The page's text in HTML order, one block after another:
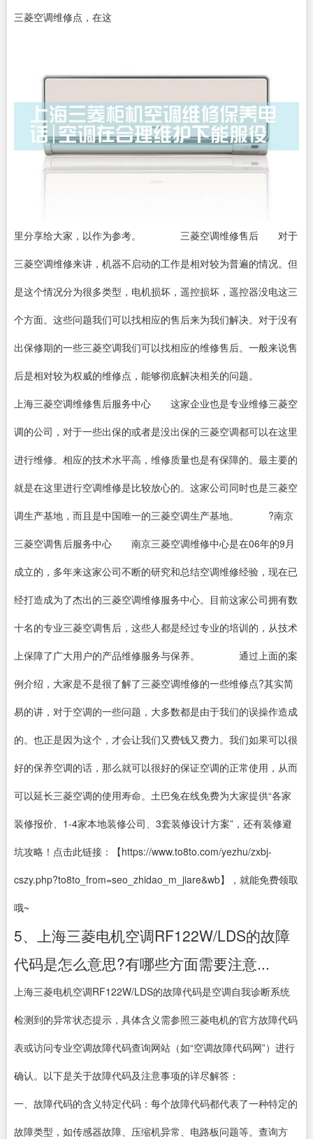
三菱空调维修点，在这
里分享给大家，以作为参考。 三菱空调维修售后 对于
三菱空调维修来讲，机器不启动的工作是相对较为普遍的情况。但
是这个情况分为很多类型，电机损坏，遥控损坏，遥控器没电这三
个方面。这些问题我们可以找相应的售后来为我们解决。对于没有
出保修期的一些三菱空调我们可以找相应的维修售后。一般来说售
后是相对较为权威的维修点，能够彻底解决相关的问题。
上海三菱空调维修售后服务中心 这家企业也是专业维修三菱空
调的公司，对于一些出保的或者是没出保的三菱空调都可以在这里
进行维修。相应的技术水平高，维修质量也是有保障的。最主要的
就是在这里进行空调维修是比较放心的。这家公司同时也是三菱空
调生产基地，而且是中国唯一的三菱空调生产基地。 ?南京
三菱空调售后服务中心 南京三菱空调维修中心是在06年的9月
成立的，多年来这家公司不断的研究和总结空调维修经验，现在已
经打造成为了杰出的三菱空调维修服务中心。目前这家公司拥有数
十名的专业三菱空调售后，这些人都是经过专业的培训的，从技术
上保障了广大用户的产品维修服务与保养。 通过上面的案
例介绍，大家是不是很了解了三菱空调维修的一些维修点?其实简
易的讲，对于空调的一些问题，大多数都是由于我们的误操作造成
的。也正是因为这个，才会让我们又费钱又费力。我们如果可以很
好的保养空调的话，那么就可以很好的保证空调的正常使用，从而
可以延长三菱空调的使用寿命。土巴兔在线免费为大家提供“各家
装修报价、1-4家本地装修公司、3套装修设计方案”，还有装修避
坑攻略！点击此链接：【https://www.to8to.com/yezhu/zxbj-
cszy.php?to8to_from=seo_zhidao_m_jiare&wb】，就能免费领取
哦~
5、上海三菱电机空调RF122W/LDS的故障
代码是怎么意思?有哪些方面需要注意...
上海三菱电机空调RF122W/LDS的故障代码是空调自我诊断系统
检测到的异常状态提示，具体含义需参照三菱电机的官方故障代码
表或访问专业空调故障代码查询网站（如“空调故障代码网”）进行
确认。以下是关于故障代码及注意事项的详尽解答：
一、故障代码的含义特定代码：每个故障代码都代表了一种特定的
故障类型，如传感器故障、压缩机异常、电路板问题等。查询方